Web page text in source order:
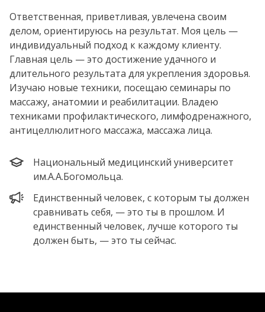
Ответственная, приветливая, увлечена своим
делом, ориентируюсь на результат. Моя цель —
индивидуальный подход к каждому клиенту.
Главная цель — это достижение удачного и
длительного результата для укрепления здоровья.
Изучаю новые техники, посещаю семинары по
массажу, анатомии и реабилитации. Владею
техниками профилактического, лимфодренажного,
антицеллюлитного массажа, массажа лица.
Национальный медицинский университет
им.А.А.Богомольца.
Единственный человек, с которым ты должен
сравнивать себя, — это ты в прошлом. И
единственный человек, лучше которого ты
должен быть, — это ты сейчас.